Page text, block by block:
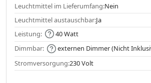
Leuchtmittel im Lieferumfang:Nein
Leuchtmittel austauschbar:Ja
Leistung:
40 Watt
Dimmbar:
externen Dimmer (Nicht
Stromversorgung:230 Volt